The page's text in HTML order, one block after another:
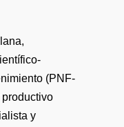
(PNF-
productivo
y